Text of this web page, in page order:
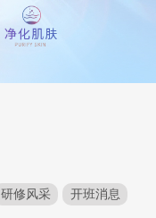
研修风采 开班消息